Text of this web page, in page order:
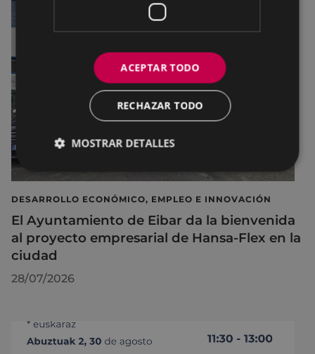
DESARROLLO ECONÓMICO, EMPLEO E INNOVACIÓN
El Ayuntamiento de Eibar da la bienvenida
al proyecto empresarial de Hansa-Flex en la
ciudad
28/07/2026
ACEPTAR TODO
RECHAZAR TODO
MOSTRAR DETALLES